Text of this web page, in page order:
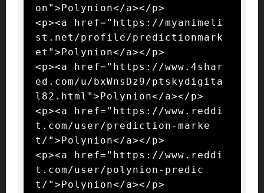
on">Polynion</a></p>
<p><a href="https://myanimeli
st.net/profile/predictionmark
et">Polynion</a></p>
<p><a href="https://www.4shar
ed.com/u/bxWnsDz9/ptskydigita
l82.html">Polynion</a></p>
<p><a href="https://www.reddi
t.com/user/prediction-marke
t/">Polynion</a></p>
<p><a href="https://www.reddi
t.com/user/polynion-predic
t/">Polynion</a></p>